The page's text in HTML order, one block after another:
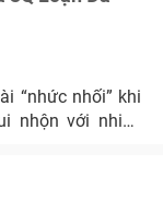
“nhức nhối” khi
nhộn với nhiều